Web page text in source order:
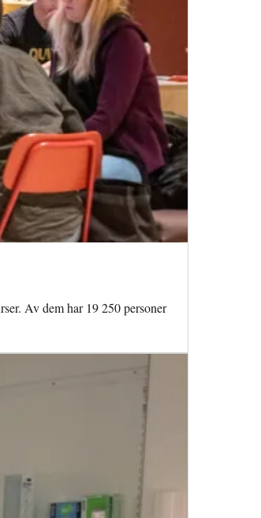
Av dem har 19 250 personer